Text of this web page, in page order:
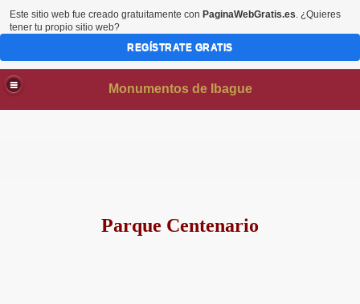
Monumentos de Ibague
Parque Centenario
Este sitio web fue creado gratuitamente con PaginaWebGratis.es. ¿Quieres
tener tu propio sitio web?
REGÍSTRATE GRATIS